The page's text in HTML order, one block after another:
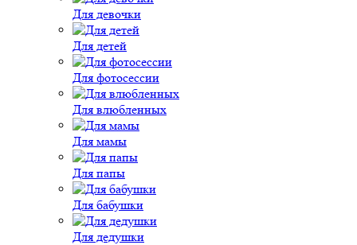
Для девочки
Для детей
Для фотосессии
Для влюбленных
Для мамы
Для папы
Для бабушки
Для дедушки